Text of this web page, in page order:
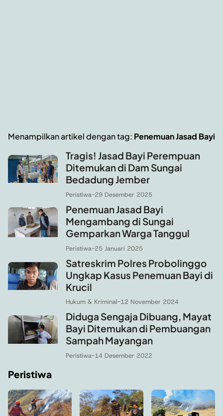
Menampilkan artikel dengan tag: Penemuan Jasad Bayi
Tragis! Jasad Bayi Perempuan
Ditemukan di Dam Sungai
Bedadung Jember
Peristiwa-29 Desember 2025
Penemuan Jasad Bayi
Mengambang di Sungai
Gemparkan Warga Tanggul
Peristiwa-25 Januari 2025
Satreskrim Polres Probolinggo
Ungkap Kasus Penemuan Bayi di
Krucil
Hukum & Kriminal-12 November 2024
Diduga Sengaja Dibuang, Mayat
Bayi Ditemukan di Pembuangan
Sampah Mayangan
Peristiwa-14 Desember 2022
Peristiwa